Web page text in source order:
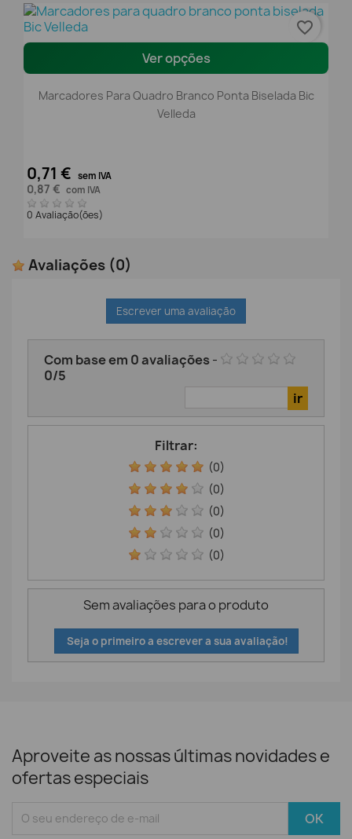
Ver opções
Marcadores Para Quadro Branco Ponta Biselada Bic
Velleda
0,71 € sem IVA
0,87 € com IVA
0 Avaliação(ões)
favorite_border
Avaliações (0)
Escrever uma avaliação
Com base em 0avaliações-
0/5
Filtrar:
(0)
(0)
(0)
(0)
(0)
Sem avaliações para o produto
Seja o primeiro a escrever a sua avaliação!
Aproveite as nossas últimas novidades e
ofertas especiais